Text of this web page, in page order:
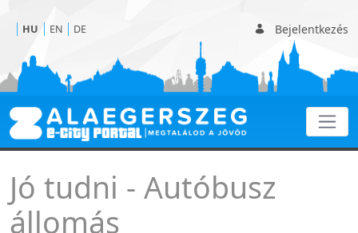
Bejelentkezés
HU EN DE
Autóbusz állomás
Jó tudni - Autóbusz
állomás